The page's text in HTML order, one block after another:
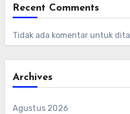
Recent Comments
Tidak ada komentar untuk
Archives
Agustus 2026